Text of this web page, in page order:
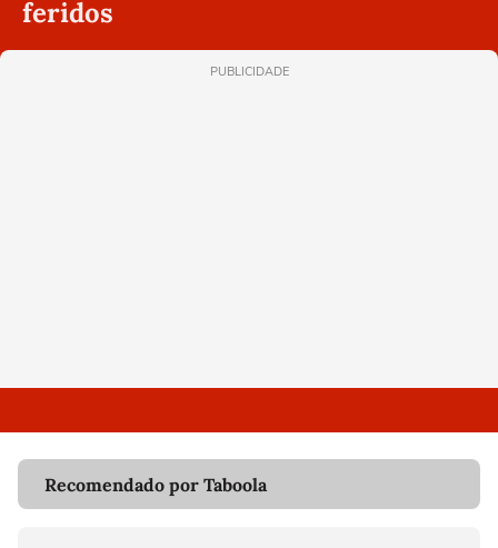
feridos
PUBLICIDADE
Recomendado por Taboola